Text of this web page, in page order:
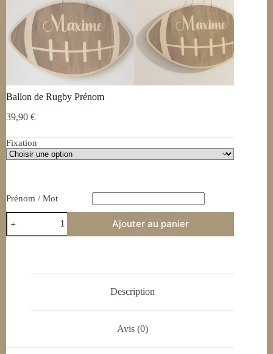
Ballon de Rugby Prénom
39,90 €
Fixation
Prénom / Mot
Ajouter au panier
Description
Avis (0)